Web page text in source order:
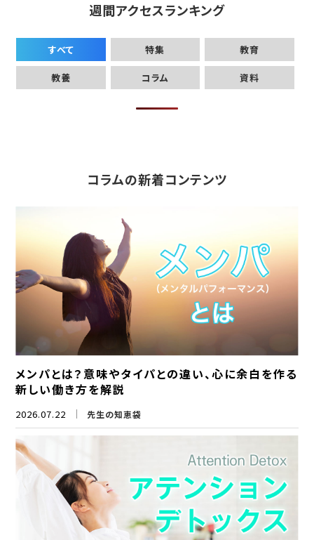
週間アクセスランキング
すべて 特集 教育
教養 コラム 資料
コラムの新着コンテンツ
メンパとは？意味やタイパとの違い、心に余白を作る
新しい働き方を解説
2026.07.22 先生の知恵袋